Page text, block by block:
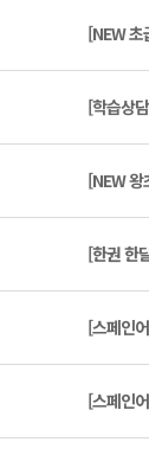
[NEW 초
[학습상
[NEW 왕
[한권 한
[스페인
[스페인